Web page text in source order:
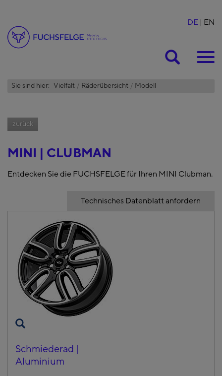
DE EN
Sie sind hier: Vielfalt Räderübersicht Modell
zurück
MINI | CLUBMAN
Entdecken Sie die FUCHSFELGE für Ihren MINI Clubman.
Technisches Datenblatt anfordern
Schmiederad |
Aluminium